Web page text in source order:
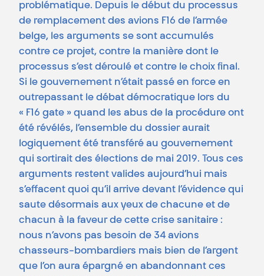
problématique. Depuis le début du processus
de remplacement des avions F16 de l’armée
belge, les arguments se sont accumulés
contre ce projet, contre la manière dont le
processus s’est déroulé et contre le choix final.
Si le gouvernement n’était passé en force en
outrepassant le débat démocratique lors du
« F16 gate » quand les abus de la procédure ont
été révélés, l’ensemble du dossier aurait
logiquement été transféré au gouvernement
qui sortirait des élections de mai 2019. Tous ces
arguments restent valides aujourd’hui mais
s’effacent quoi qu’il arrive devant l’évidence qui
saute désormais aux yeux de chacune et de
chacun à la faveur de cette crise sanitaire :
nous n’avons pas besoin de 34 avions
chasseurs-bombardiers mais bien de l’argent
que l’on aura épargné en abandonnant ces